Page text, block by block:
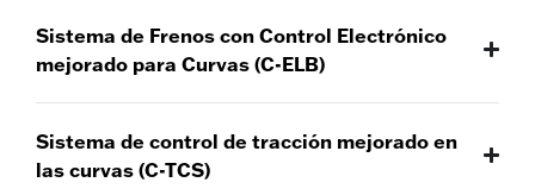
Sistema de Frenos con Control Electrónico
mejorado para Curvas (C-ELB)
Sistema de control de tracción mejorado en
las curvas (C-TCS)